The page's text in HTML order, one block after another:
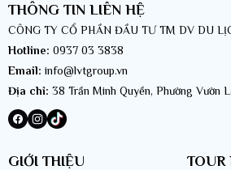
THÔNG TIN LIÊN HỆ
CÔNG TY CỔ PHẦN ĐẦU TƯ TM DV DU
Hotline: 0937 03 3838
Email: info@lvtgroup.vn
Địa chỉ: 38 Trần Minh Quyền, Phường Vườn
GIỚI THIỆU TOUR